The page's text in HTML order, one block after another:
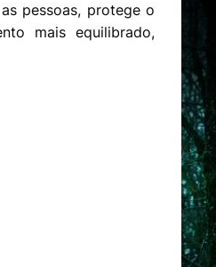
pessoas, protege o
mais equilibrado,